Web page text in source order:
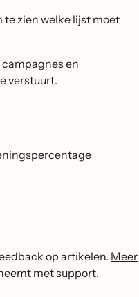
zien welke lijst moet
en
verstuurt.
op artikelen. Meer
met support.